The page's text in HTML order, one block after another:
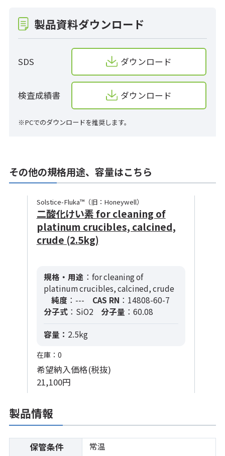
製品資料ダウンロード
SDS ダウンロード
検査成績書 ダウンロード
※PCでのダウンロードを推奨します。
その他の規格用途、容量はこちら
Solstice-Fluka™（旧：Honeywell）
二酸化けい素 for cleaning of
platinum crucibles, calcined,
crude (2.5kg)
規格・用途 ：for cleaning of
platinum crucibles, calcined, crude
純度 ：--- CAS RN ：14808-60-7
分子式：SiO2 分子量 ：60.08
容量： 2.5kg
在庫：0
希望納入価格(税抜)
21,100円
製品情報
保管条件 常温